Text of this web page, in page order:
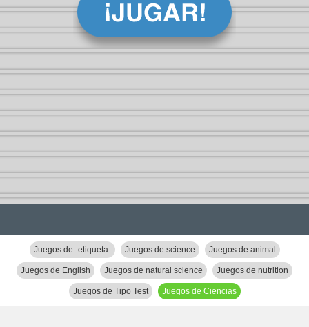
Juegos de -etiqueta- Juegos de science Juegos de animal
Juegos de English Juegos de natural science Juegos de nutrition
Juegos de Tipo Test Juegos de Ciencias